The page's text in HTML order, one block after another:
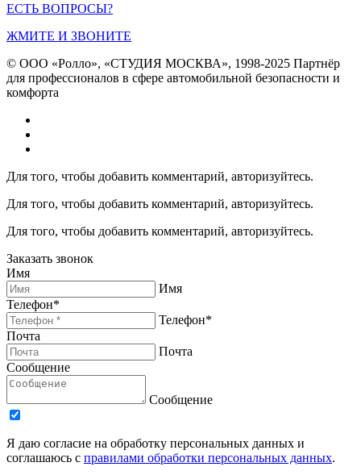
ЕСТЬ ВОПРОСЫ?
ЖМИТЕ И ЗВОНИТЕ
© ООО «Ролло», «СТУДИЯ МОСКВА», 1998-2025 Партнёр
для профессионалов в сфере автомобильной безопасности и
комфорта
Для того, чтобы добавить комментарий, авторизуйтесь.
Для того, чтобы добавить комментарий, авторизуйтесь.
Для того, чтобы добавить комментарий, авторизуйтесь.
Заказать звонок
Имя
Имя
Телефон*
Телефон*
Почта
Почта
Сообщение
Сообщение
Я даю согласие на обработку персональных данных и
соглашаюсь с правилами обработки персональных данных.